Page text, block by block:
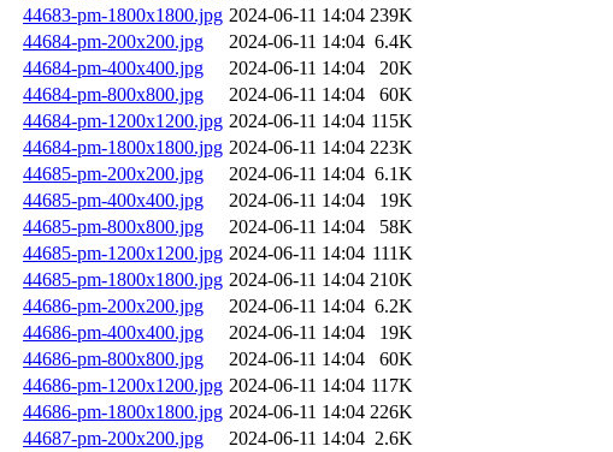
44683-pm-1800x1800.jpg 2024-06-11 14:04 239K
44684-pm-200x200.jpg
2024-06-11 14:04 6.4K
44684-pm-400x400.jpg
2024-06-11 14:04
20K
44684-pm-800x800.jpg
2024-06-11 14:04
60K
44684-pm-1200x1200.jpg 2024-06-11 14:04 115K
44684-pm-1800x1800.jpg 2024-06-11 14:04 223K
44685-pm-200x200.jpg
2024-06-11 14:04 6.1K
44685-pm-400x400.jpg
2024-06-11 14:04
19K
44685-pm-800x800.jpg
2024-06-11 14:04
58K
44685-pm-1200x1200.jpg 2024-06-11 14:04 111K
44685-pm-1800x1800.jpg 2024-06-11 14:04 210K
44686-pm-200x200.jpg
2024-06-11 14:04 6.2K
44686-pm-400x400.jpg
2024-06-11 14:04
19K
44686-pm-800x800.jpg
2024-06-11 14:04
60K
44686-pm-1200x1200.jpg 2024-06-11 14:04 117K
44686-pm-1800x1800.jpg 2024-06-11 14:04 226K
44687-pm-200x200.jpg
2024-06-11 14:04 2.6K